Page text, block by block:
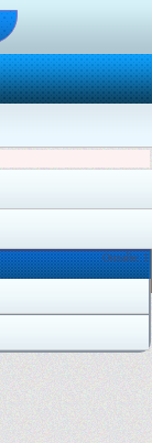
Онлайн: 1